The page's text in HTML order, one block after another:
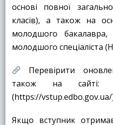
основі повної
класів), а також на
молодшого
молодшого спеціаліста
Перевірити
також на сайті:
(https://vstup.edbo.gov.ua/
Якщо вступник